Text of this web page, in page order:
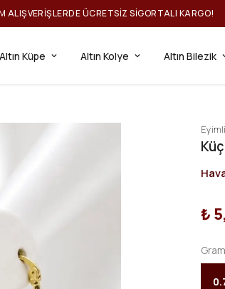
ÜCRETSIZ SIGORTALI KARGO!
Altın Küpe Altın Kolye Altın Bilezik
₺
Gram